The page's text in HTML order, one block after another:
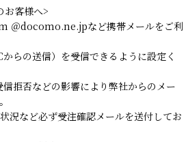
お客様へ>
＠docomo.ne.jpなど携帯メールをご利
らの送信）を受信できるように設定く
拒否などの影響により弊社からのメー
況など必ず受注確認メールを送付してお